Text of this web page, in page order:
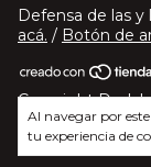
Al navegar por
tu experiencia de
Defensa de las
acá. / Botón de
Copyright
derechos